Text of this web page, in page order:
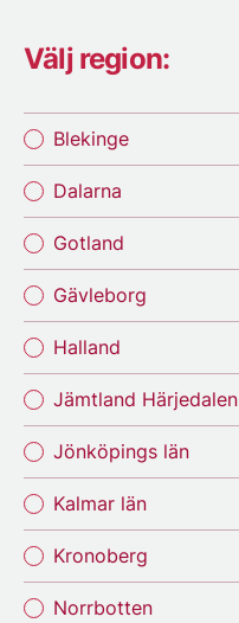
Välj region:
Blekinge
Dalarna
Gotland
Gävleborg
Halland
Jämtland Härjedalen
Jönköpings län
Kalmar län
Kronoberg
Norrbotten